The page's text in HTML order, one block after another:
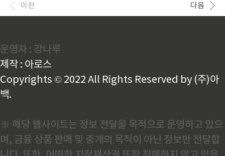
이전 다음
운영자 : 강나루
제작 : 아로스
Copyrights © 2022 All Rights Reserved by (주)아
백.
※ 해당 웹사이트는 정보 전달을 목적으로 운영하고 있으
며, 금융 상품 판매 및 중개의 목적이 아닌 정보만 전달합